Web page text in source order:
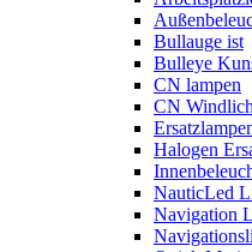
Bullauge ist
Bulleye
CN lampen
CN
Halogen
NauticLed
Navigation